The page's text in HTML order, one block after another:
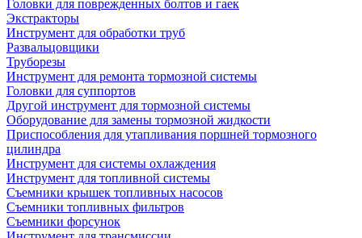
Головки для поврежденных болтов и гаек
Экстракторы
Инструмент для обработки труб
Развальцовщики
Труборезы
Инструмент для ремонта тормозной системы
Головки для суппортов
Другой инструмент для тормозной системы
Оборудование для замены тормозной жидкости
Приспособления для утапливания поршней тормозного
цилиндра
Инструмент для системы охлаждения
Инструмент для топливной системы
Съемники крышек топливных насосов
Съемники топливных фильтров
Съемники форсунок